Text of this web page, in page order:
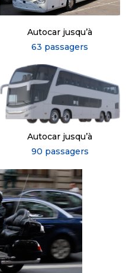
Autocar jusqu’à
63 passagers
Autocar jusqu’à
90 passagers